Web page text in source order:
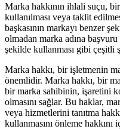
Marka hakkının ihlali suçu,
kullanılması veya taklit
başkasının markayı benzer
olmadan marka adına başvuru
şekilde kullanması gibi çeşitli
Marka hakkı, bir işletmenin
önemlidir. Marka hakkı, bir
bir marka sahibinin, işaretini
olmasını sağlar. Bu haklar,
veya hizmetlerini tanıtma
kullanmasını önleme hakkını